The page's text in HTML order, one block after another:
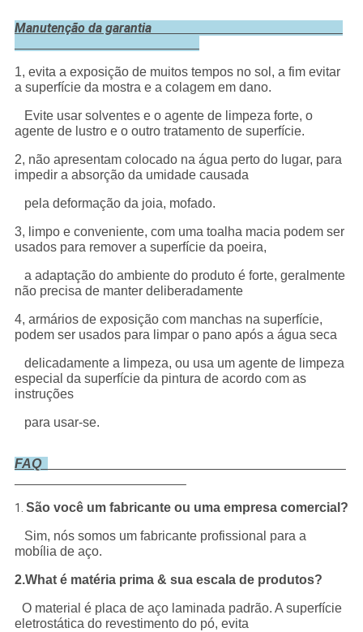
Manutenção da garantia
1, evita a exposição de muitos tempos no sol, a fim evitar
a superfície da mostra e a colagem em dano.
Evite usar solventes e o agente de limpeza forte, o
agente de lustro e o outro tratamento de superfície.
2, não apresentam colocado na água perto do lugar, para
impedir a absorção da umidade causada
pela deformação da joia, mofado.
3, limpo e conveniente, com uma toalha macia podem ser
usados para remover a superfície da poeira,
a adaptação do ambiente do produto é forte, geralmente
não precisa de manter deliberadamente
4, armários de exposição com manchas na superfície,
podem ser usados para limpar o pano após a água seca
delicadamente a limpeza, ou usa um agente de limpeza
especial da superfície da pintura de acordo com as
instruções
para usar-se.
FAQ
1. São você um fabricante ou uma empresa comercial?
Sim, nós somos um fabricante profissional para a
mobília de aço.
2.What é matéria prima & sua escala de produtos?
O material é placa de aço laminada padrão. A superfície
eletrostática do revestimento do pó, evita